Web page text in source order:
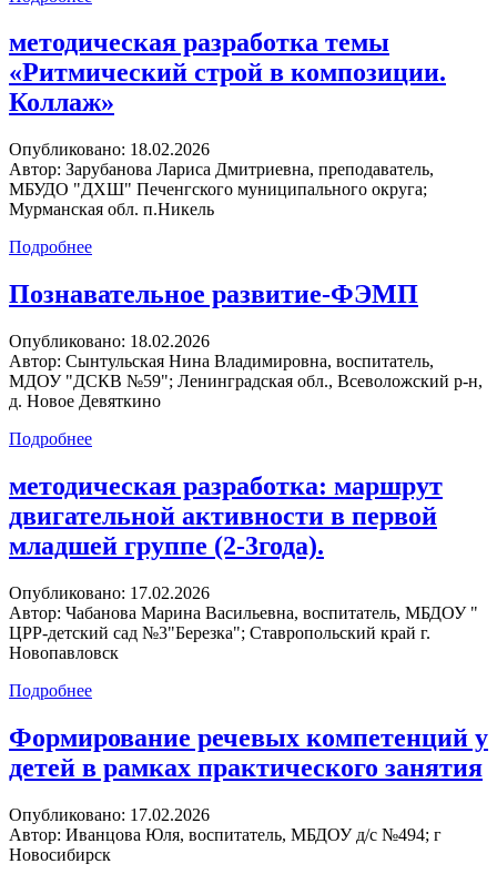
Подробнее
методическая разработка темы
«Ритмический строй в композиции.
Коллаж»
Опубликовано: 18.02.2026
Автор: Зарубанова Лариса Дмитриевна, преподаватель,
МБУДО "ДХШ" Печенгского муниципального округа;
Мурманская обл. п.Никель
Подробнее
Познавательное развитие-ФЭМП
Опубликовано: 18.02.2026
Автор: Сынтульская Нина Владимировна, воспитатель,
МДОУ "ДСКВ №59"; Ленинградская обл., Всеволожский р-н,
д. Новое Девяткино
Подробнее
методическая разработка: маршрут
двигательной активности в первой
младшей группе (2-3года).
Опубликовано: 17.02.2026
Автор: Чабанова Марина Васильевна, воспитатель, МБДОУ "
ЦРР-детский сад №3"Березка"; Ставропольский край г.
Новопавловск
Подробнее
Формирование речевых компетенций у
детей в рамках практического занятия
Опубликовано: 17.02.2026
Автор: Иванцова Юля, воспитатель, МБДОУ д/с №494; г
Новосибирск